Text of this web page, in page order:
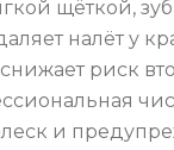
щёткой,
налёт у
риск
и